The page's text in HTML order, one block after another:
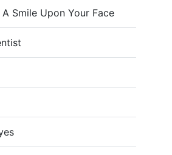
Smile Upon Your Face